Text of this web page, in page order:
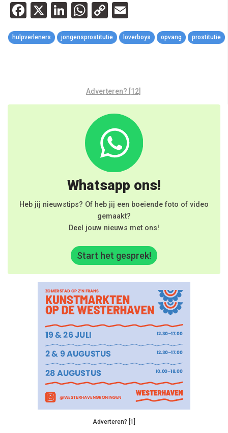
Facebook
X LinkedIn
WhatsApp
Copy
Link
hulpverleners jongensprostitutie loverboys opvang prostitutie
Adverteren? [12]
Whatsapp ons!
Heb jij nieuwstips? Of heb jij een boeiende foto of video
gemaakt?
Deel jouw nieuws met ons!
Start het gesprek!
Adverteren? [1]